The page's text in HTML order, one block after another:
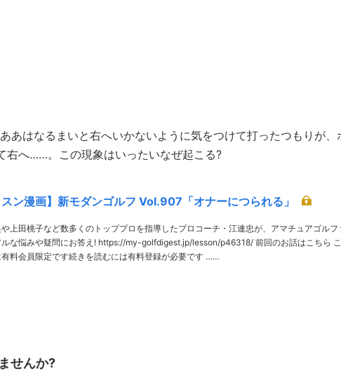
あはなるまいと右へいかないように気をつけて打ったつもりが、
右へ……。この現象はいったいなぜ起こる?
スン漫画】新モダンゴルフ Vol.907「オナーにつられる」
や上田桃子など数多くのトッププロを指導したプロコーチ・江連忠が、アマチュアゴルフ
お答え! https://my-golfdigest.jp/lesson/p46318/ 前回のお話はこちら こ
の記事は有料会員限定です続きを読むには有料登録が必要です ……
せんか?